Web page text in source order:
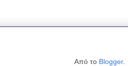
Από το Blogger.